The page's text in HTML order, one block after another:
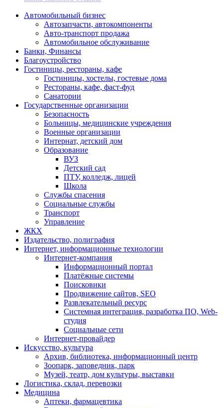
Автомобильный бизнес
Автозапчасти, автокомпоненты
Авто-транспорт продажа
Автомобильное обслуживание
Банки, Финансы
Благоустройство
Гостиницы, рестораны, кафе
Гостиницы, хостелы, гостевые дома
Рестораны, кафе, фаст-фуд
Санатории
Государственные организации
Безопасность
Больницы, медицинские учреждения
Военные организации
Интернат, детский дом
Образование
ВУЗ
Детский сад
ПТУ, колледж, лицей
Школа
Службы спасения
Социальные службы
Транспорт
Управление
ЖКХ
Издательство, полиграфия
Интернет, информационные технологии
Интернет-компания
Информационный портал
Платёжные системы
Поисковики
Продвижение сайтов, SEO
Развлекательный ресурс
Системная интеграция, разработка ПО, Web-
студия
Социальные сети
Интернет-провайдер
Искусство, культура
Архив, библиотека, информационный центр
Зоопарк, заповедник, парк
Музей, театр, дом культуры, выставки
Логистика, склад, перевозки
Медицина
Аптеки, фармацевтика